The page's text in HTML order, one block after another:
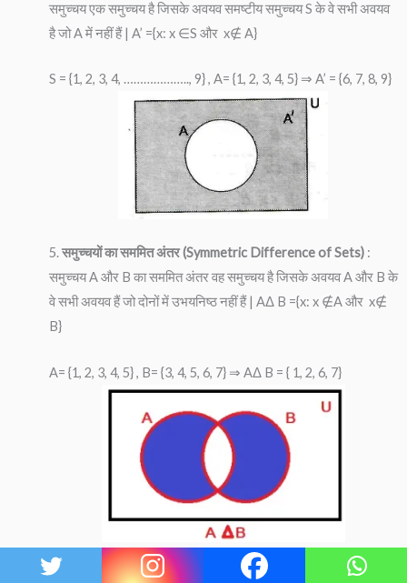
समुच्चय एक समुच्चय है जिसके अवयव समष्टीय समुच्चय S के वे सभी अवयव
है जो A में नहीं हैं | A’ ={x: x ∈S और x∉ A}
S = {1, 2, 3, 4, ……………….., 9} , A= {1, 2, 3, 4, 5} ⇒ A’ = {6, 7, 8, 9}
5.समुच्चयों का सममित अंतर (Symmetric Difference of Sets):
समुच्चय A और B का सममित अंतर वह समुच्चय है जिसके अवयव A और B के
वे सभी अवयव हैं जो दोनों में उभयनिष्ठ नहीं हैं | AΔ B ={x: x ∉A और x∉
B}
A= {1, 2, 3, 4, 5} , B= {3, 4, 5, 6, 7} ⇒ AΔ B = { 1, 2, 6, 7}
समुच्चयों के बीजगणितय नियम (Laws of Algebra of Sets) :